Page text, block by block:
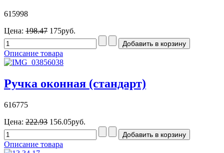
615998
Цена: 198.47 175руб.
Описание товара
Ручка оконная (стандарт)
616775
Цена: 222.93 156.05руб.
Описание товара